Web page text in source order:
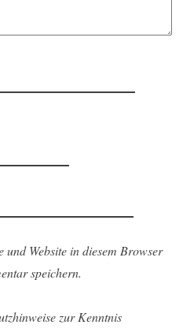
und Website in diesem Browser
speichern.
zur Kenntnis